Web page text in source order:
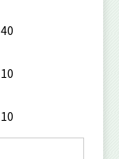
40
10
10